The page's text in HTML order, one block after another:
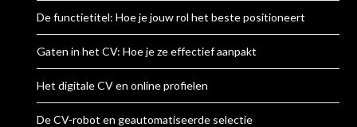
De functietitel: Hoe je jouw rol het beste positioneert
Gaten in het CV: Hoe je ze effectief aanpakt
Het digitale CV en online profielen
De CV-robot en geautomatiseerde selectie